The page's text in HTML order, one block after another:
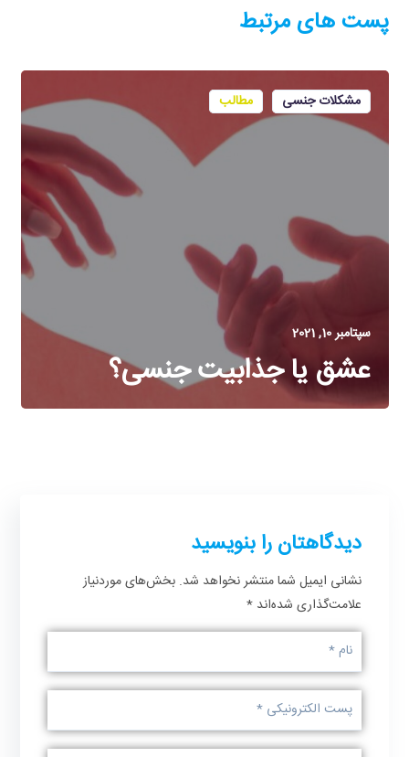
پست های مرتبط
مشکلات جنسی مطالب
سپتامبر 10, 2021
عشق یا جذابیت جنسی؟
دیدگاهتان را بنویسید
نشانی ایمیل شما منتشر نخواهد شد. بخش‌های موردنیاز
علامت‌گذاری شده‌اند*